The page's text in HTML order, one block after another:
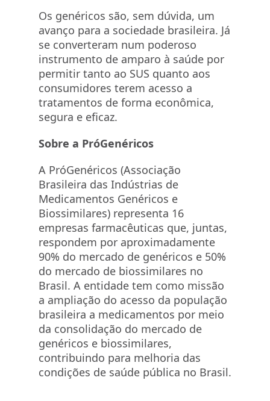
Os genéricos são, sem dúvida, um
avanço para a sociedade brasileira. Já
se converteram num poderoso
instrumento de amparo à saúde por
permitir tanto ao SUS quanto aos
consumidores terem acesso a
tratamentos de forma econômica,
segura e eficaz.
Sobre a PróGenéricos
A PróGenéricos (Associação
Brasileira das Indústrias de
Medicamentos Genéricos e
Biossimilares) representa 16
empresas farmacêuticas que, juntas,
respondem por aproximadamente
90% do mercado de genéricos e 50%
do mercado de biossimilares no
Brasil. A entidade tem como missão
a ampliação do acesso da população
brasileira a medicamentos por meio
da consolidação do mercado de
genéricos e biossimilares,
contribuindo para melhoria das
condições de saúde pública no Brasil.